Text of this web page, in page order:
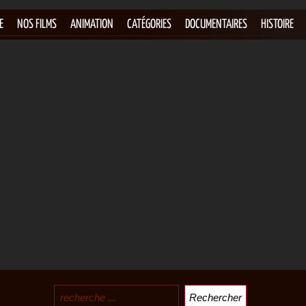
NOS FILMS ANIMATION CATÉGORIES DOCUMENTAIRES HISTOIRE